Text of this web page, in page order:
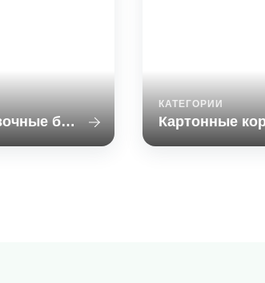
коробки упаковочные бумаги
КАТЕГОРИИ